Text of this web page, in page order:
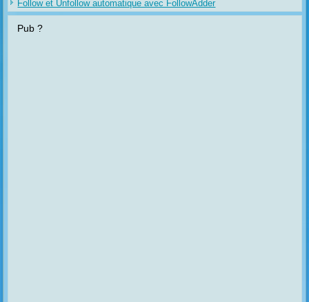
Follow et Unfollow automatique avec FollowAdder
Pub ?